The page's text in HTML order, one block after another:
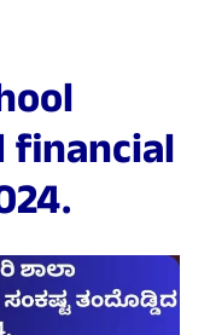
financial